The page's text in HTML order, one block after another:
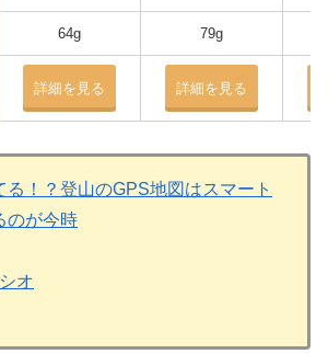
64g 79g
詳細を見る 詳細を見る
る！？登山のGPS地図はスマート
のが今時
オ